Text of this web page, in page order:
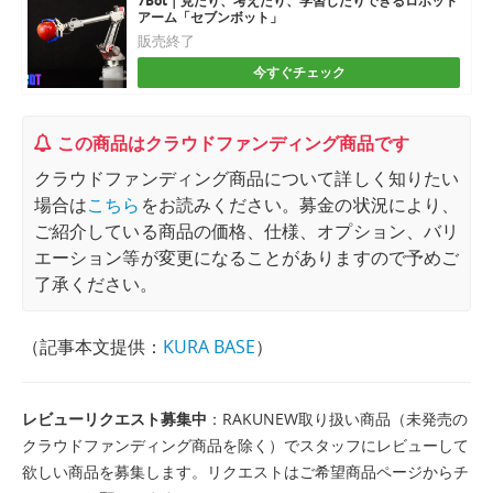
アーム「セブンボット」
販売終了
今すぐチェック
この商品はクラウドファンディング商品です
クラウドファンディング商品について詳しく知りたい
場合はこちら をお読みください。募金の状況により、
ご紹介している商品の価格、仕様、オプション、バリ
エーション等が変更になることがありますので予めご
了承ください。
（記事本文提供： KURA BASE）
レビューリクエスト募集中 ：RAKUNEW取り扱い商品（未発売の
クラウドファンディング商品を除く）でスタッフにレビューして
欲しい商品を募集します。リクエストはご希望商品ページからチ